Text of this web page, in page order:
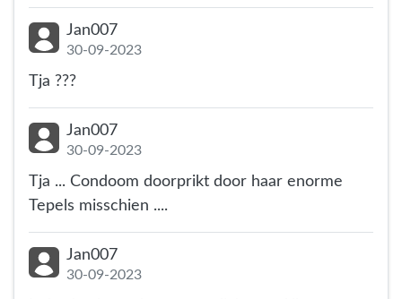
Jan007
30-09-2023
Tja ???
Jan007
30-09-2023
Tja ... Condoom doorprikt door haar enorme
Tepels misschien ....
Jan007
30-09-2023